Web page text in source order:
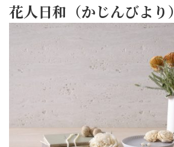
花人日和（かじんびより）